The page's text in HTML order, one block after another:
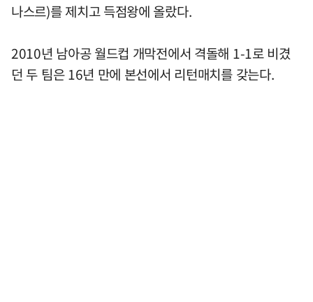
나스르)를 제치고 득점왕에 올랐다.
2010년 남아공 월드컵 개막전에서 격돌해 1-1로 비겼
던 두 팀은 16년 만에 본선에서 리턴매치를 갖는다.